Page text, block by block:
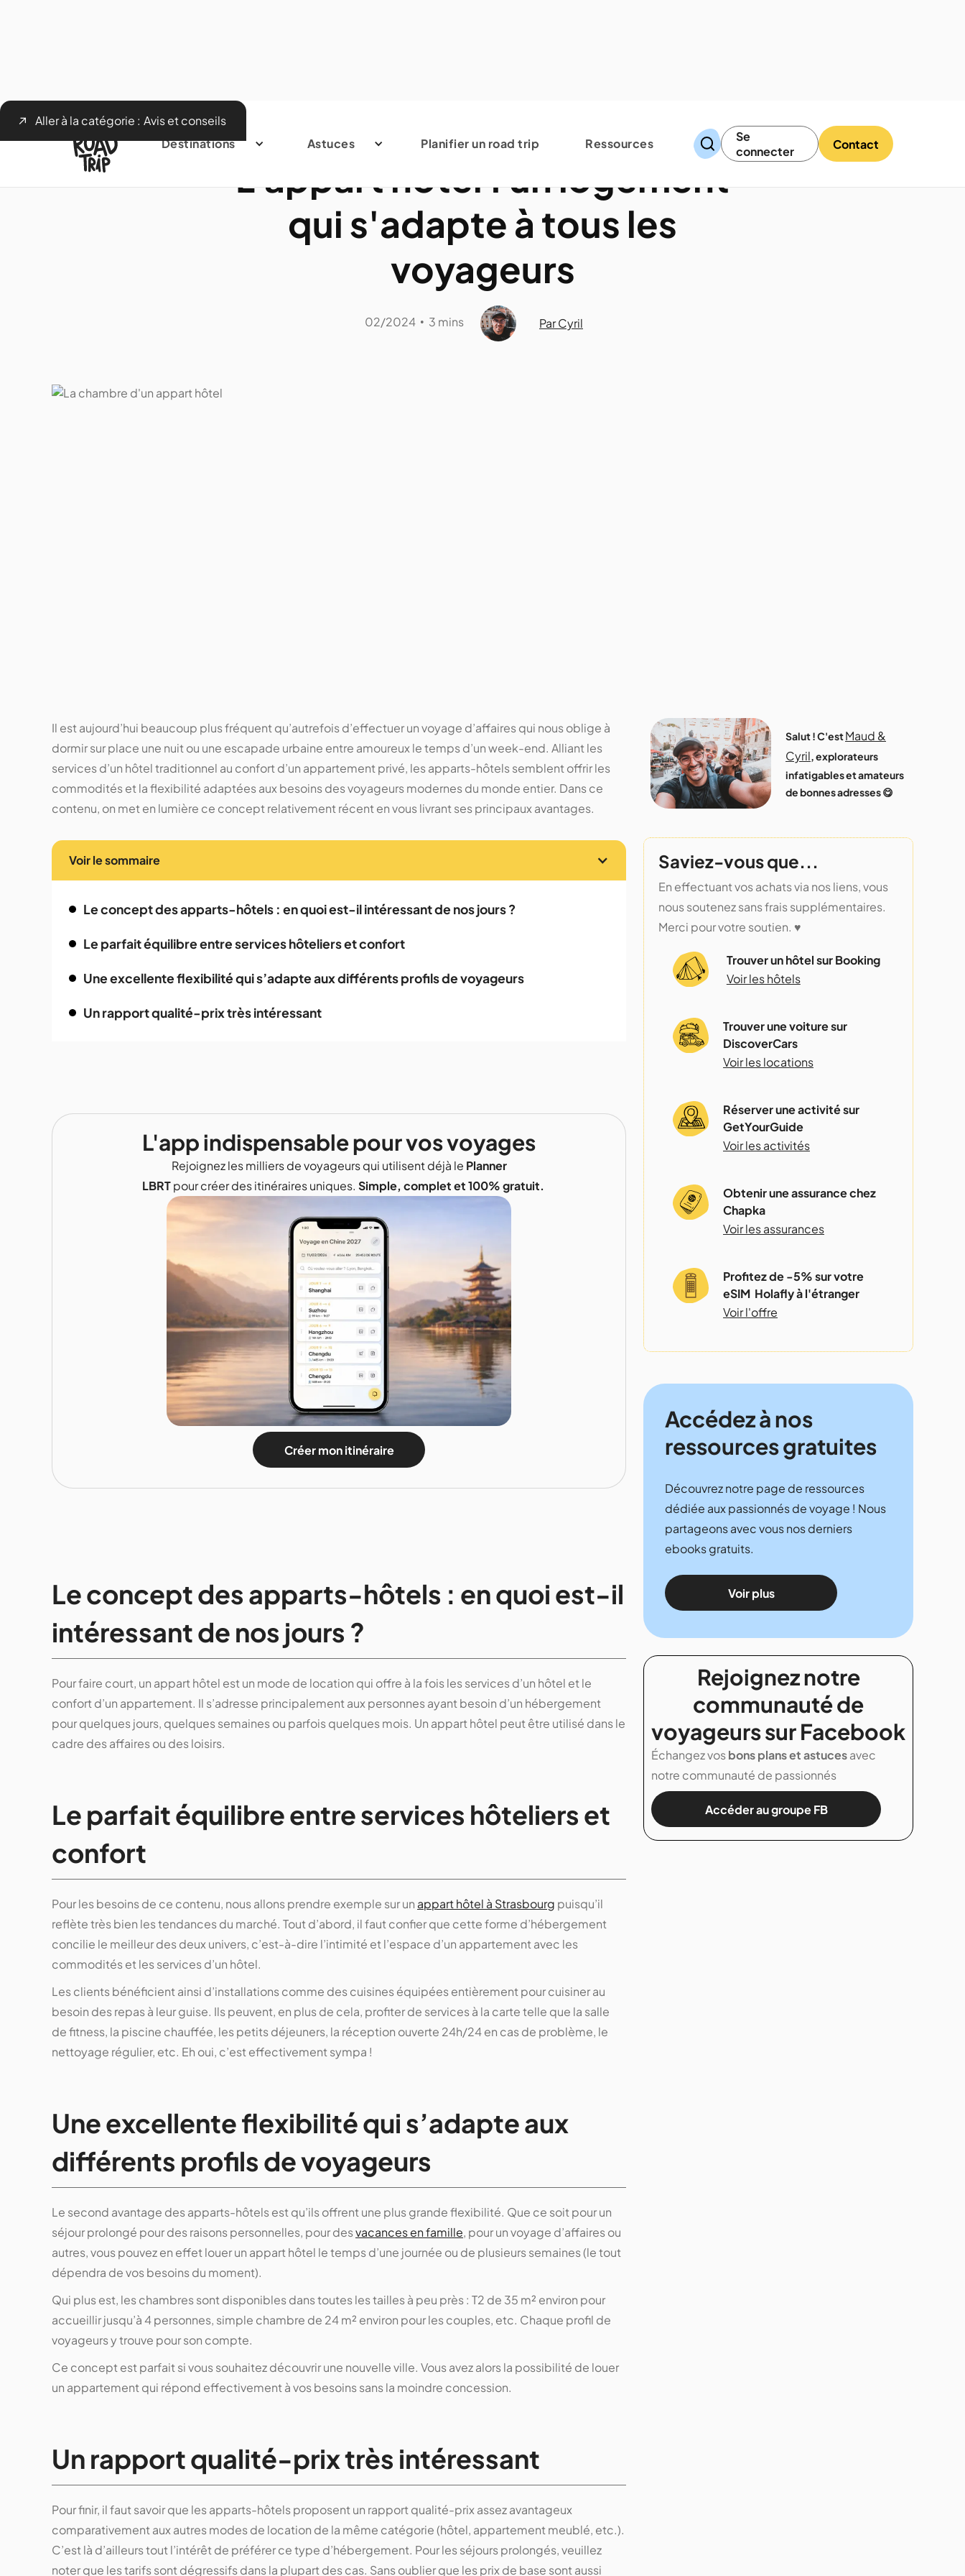
Destinations Astuces Planifier un road trip Ressources
Se
connecter
Contact
Aller à la catégorie : Avis et conseils
L'appart hôtel : un logement
qui s'adapte à tous les
voyageurs
02/2024 • 3 mins Par Cyril
Il est aujourd’hui beaucoup plus fréquent qu’autrefois d’effectuer un voyage d’affaires qui nous oblige à
dormir sur place une nuit ou une escapade urbaine entre amoureux le temps d’un week-end. Alliant les
services d’un hôtel traditionnel au confort d’un appartement privé, les apparts-hôtels semblent offrir les
commodités et la flexibilité adaptées aux besoins des voyageurs modernes du monde entier. Dans ce
contenu, on met en lumière ce concept relativement récent en vous livrant ses principaux avantages.
Voir le sommaire
Le concept des apparts-hôtels : en quoi est-il intéressant de nos jours ?
Le parfait équilibre entre services hôteliers et confort
Une excellente flexibilité qui s’adapte aux différents profils de voyageurs
Un rapport qualité-prix très intéressant
L'app indispensable pour vos voyages
Rejoignez les milliers de voyageurs qui utilisent déjà le Planner
LBRTpour créer des itinéraires uniques. Simple, complet et 100% gratuit.
Créer mon itinéraire
Le concept des apparts-hôtels : en quoi est-il
intéressant de nos jours ?
Pour faire court, un appart hôtel est un mode de location qui offre à la fois les services d’un hôtel et le
confort d’un appartement. Il s’adresse principalement aux personnes ayant besoin d’un hébergement
pour quelques jours, quelques semaines ou parfois quelques mois. Un appart hôtel peut être utilisé dans le
cadre des affaires ou des loisirs.
Le parfait équilibre entre services hôteliers et
confort
Pour les besoins de ce contenu, nous allons prendre exemple sur un appart hôtel à Strasbourg puisqu’il
reflète très bien les tendances du marché. Tout d’abord, il faut confier que cette forme d’hébergement
concilie le meilleur des deux univers, c’est-à-dire l’intimité et l’espace d’un appartement avec les
commodités et les services d’un hôtel.
Les clients bénéficient ainsi d’installations comme des cuisines équipées entièrement pour cuisiner au
besoin des repas à leur guise. Ils peuvent, en plus de cela, profiter de services à la carte telle que la salle
de fitness, la piscine chauffée, les petits déjeuners, la réception ouverte 24h/24 en cas de problème, le
nettoyage régulier, etc. Eh oui, c’est effectivement sympa !
Une excellente flexibilité qui s’adapte aux
différents profils de voyageurs
Le second avantage des apparts-hôtels est qu’ils offrent une plus grande flexibilité. Que ce soit pour un
séjour prolongé pour des raisons personnelles, pour desvacances en famille, pour un voyage d’affaires ou
autres, vous pouvez en effet louer un appart hôtel le temps d’une journée ou de plusieurs semaines (le tout
dépendra de vos besoins du moment).
Qui plus est, les chambres sont disponibles dans toutes les tailles à peu près : T2 de 35 m² environ pour
accueillir jusqu’à 4 personnes, simple chambre de 24 m² environ pour les couples, etc. Chaque profil de
voyageurs y trouve pour son compte.
Ce concept est parfait si vous souhaitez découvrir une nouvelle ville. Vous avez alors la possibilité de louer
un appartement qui répond effectivement à vos besoins sans la moindre concession.
Un rapport qualité-prix très intéressant
Pour finir, il faut savoir que les apparts-hôtels proposent un rapport qualité-prix assez avantageux
comparativement aux autres modes de location de la même catégorie (hôtel, appartement meublé, etc.).
C’est là d’ailleurs tout l’intérêt de préférer ce type d’hébergement. Pour les séjours prolongés, veuillez
noter que les tarifs sont dégressifs dans la plupart des cas. Sans oublier que les prix de base sont aussi
Salut ! C'estMaud &
Cyril, explorateurs
infatigables et amateurs
de bonnes adresses 😋
Saviez-vous que...
En effectuant vos achats via nos liens, vous
nous soutenez sans frais supplémentaires.
Merci pour votre soutien. ♥️
Trouver un hôtel sur Booking
Voir les hôtels
Trouver une voiture sur
DiscoverCars
Voir les locations
Réserver une activité sur
GetYourGuide
Voir les activités
Obtenir une assurance chez
Chapka
Voir les assurances
Profitez de -5% sur votre
eSIM Holafly à l'étranger
Voir l'offre
Accédez à nos
ressources gratuites
Découvrez notre page de ressources
dédiée aux passionnés de voyage ! Nous
partageons avec vous nos derniers
ebooks gratuits.
Voir plus
Rejoignez notre
communauté de
voyageurs sur Facebook
Échangez vosbons plans et astucesavec
notre communauté de passionnés
Accéder au groupe FB